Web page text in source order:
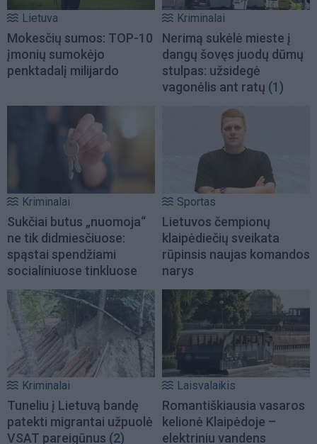
Lietuva
Mokesčių sumos: TOP-10
įmonių sumokėjo
penktadalį milijardo
Kriminalai
Nerimą sukėlė mieste į
dangų šovęs juodų dūmų
stulpas: užsidegė
vagonėlis ant ratų (1)
Kriminalai
Sukčiai butus „nuomoja“
ne tik didmiesčiuose:
spąstai spendžiami
socialiniuose tinkluose
Sportas
Lietuvos čempionų
klaipėdiečių sveikata
rūpinsis naujas komandos
narys
Kriminalai
Tuneliu į Lietuvą bandę
patekti migrantai užpuolė
VSAT pareigūnus (2)
Laisvalaikis
Romantiškiausia vasaros
kelionė Klaipėdoje –
elektriniu vandens